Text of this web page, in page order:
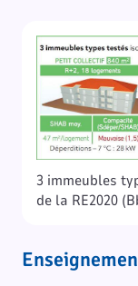
3 immeubles
de la RE2020